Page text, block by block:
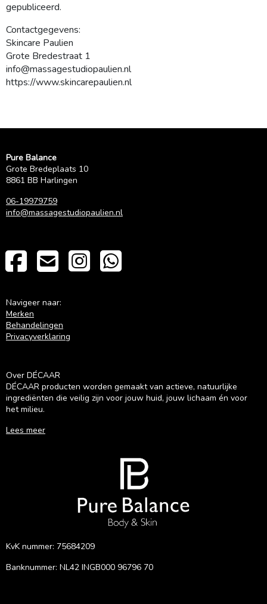
gepubliceerd.
Contactgegevens:
Skincare Paulien
Grote Bredestraat 1
info@massagestudiopaulien.nl
https://www.skincarepaulien.nl
Pure Balance
Grote Bredeplaats 10
8861 BB Harlingen
06-19979759
info@massagestudiopaulien.nl
Navigeer naar:
Merken
Behandelingen
Privacyverklaring
Over DÉCAAR
DÉCAAR producten worden gemaakt van actieve, natuurlijke
ingrediënten die veilig zijn voor jouw huid, jouw lichaam én voor
het milieu.
Lees meer
KvK nummer: 75684209
Banknummer: NL42 INGB000 96796 70